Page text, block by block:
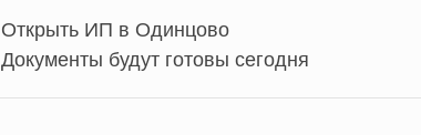
Открыть ИП в Одинцово
Документы будут готовы сегодня